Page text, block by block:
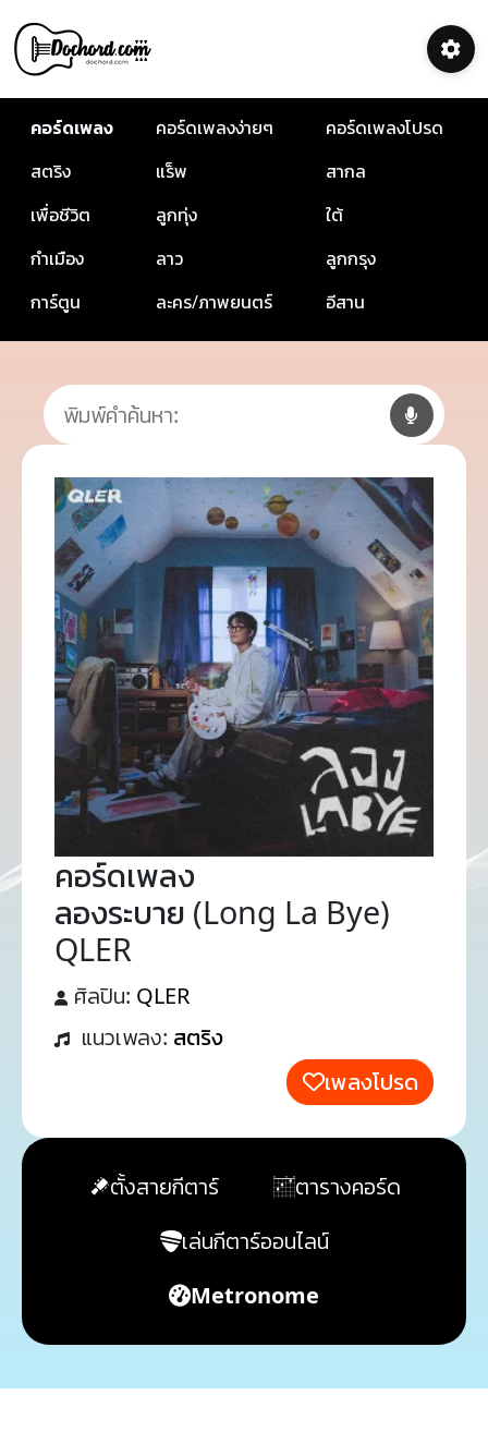
คอร์ดเพลง คอร์ดเพลงง่ายๆ
คอร์ดเพลงโปรด
สตริง
แร็พ
สากล
เพื่อชีวิต
ลูกทุ่ง
ใต้
กำเมือง
ลาว
ลูกกรุง
การ์ตูน
ละคร/ภาพยนตร์ อีสาน
คอร์ดเพลง
ลองระบาย (Long La Bye)
QLER
ศิลปิน: QLER
แนวเพลง: สตริง
เพลงโปรด
ตั้งสายกีตาร์
ตารางคอร์ด
เล่นกีตาร์ออนไลน์
Metronome